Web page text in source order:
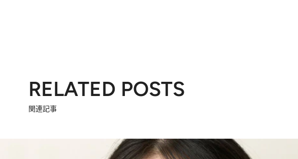
RELATED POSTS
関連記事